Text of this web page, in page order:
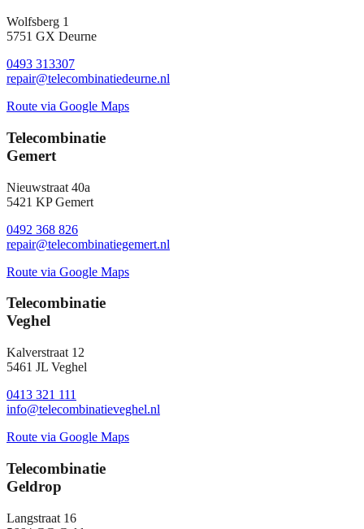
Wolfsberg 1
5751 GX Deurne
0493 313307
repair@telecombinatiedeurne.nl
Route via Google Maps
Telecombinatie
Gemert
Nieuwstraat 40a
5421 KP Gemert
0492 368 826
repair@telecombinatiegemert.nl
Route via Google Maps
Telecombinatie
Veghel
Kalverstraat 12
5461 JL Veghel
0413 321 111
info@telecombinatieveghel.nl
Route via Google Maps
Telecombinatie
Geldrop
Langstraat 16